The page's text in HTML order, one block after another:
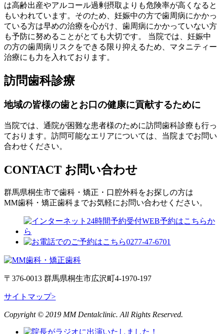
は高齢出産やアルコール過剰摂取よりも危険率が高くなると
もいわれています。そのため、妊娠中の方で歯周病にかかっ
ている方は早めの治療を心がけ、歯周病にかかっていない方
も予防に努めることがとても大切です。 当院では、妊娠中
の方の歯周病リスクをできる限り抑えるため、マタニティー
治療にも力を入れております。
訪問歯科診療
地域の皆様の歯とお口の健康に貢献するために
当院では、通院が困難な患者様のために訪問歯科診療も行っ
ております。訪問可能なエリアについては、当院までお問い
合わせください。
CONTACT お問い合わせ
群馬県桐生市で歯科・矯正・口腔外科をお探しの方は
MM歯科・矯正歯科までお気軽にお問い合わせください。
〒376-0013 群馬県桐生市広沢町4-1970-197
サイトマップ>
Copyright © 2019 MM Dentalclinic. All Rights Reserved.